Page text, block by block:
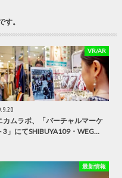
す。
VR/AR
カムラボ、「バーチャルマーケ
3」にてSHIBUYA109・WEG…
最新情報